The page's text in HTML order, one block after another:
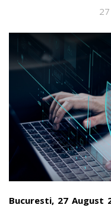
Bucuresti, 27 August